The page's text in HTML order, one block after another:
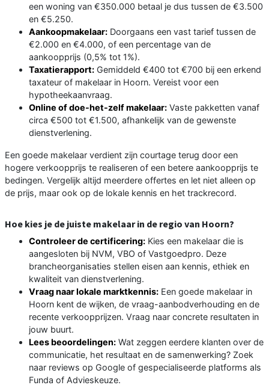
een woning van €350.000 betaal je dus tussen de €3.500
en €5.250.
Aankoopmakelaar: Doorgaans een vast tarief tussen de
€2.000 en €4.000, of een percentage van de
aankoopprijs (0,5% tot 1%).
Taxatierapport: Gemiddeld €400 tot €700 bij een erkend
taxateur of makelaar in Hoorn. Vereist voor een
hypotheekaanvraag.
Online of doe-het-zelf makelaar: Vaste pakketten vanaf
circa €500 tot €1.500, afhankelijk van de gewenste
dienstverlening.
Een goede makelaar verdient zijn courtage terug door een
hogere verkoopprijs te realiseren of een betere aankoopprijs te
bedingen. Vergelijk altijd meerdere offertes en let niet alleen op
de prijs, maar ook op de lokale kennis en het trackrecord.
Hoe kies je de juiste makelaar in de regio van Hoorn?
Controleer de certificering: Kies een makelaar die is
aangesloten bij NVM, VBO of Vastgoedpro. Deze
brancheorganisaties stellen eisen aan kennis, ethiek en
kwaliteit van dienstverlening.
Vraag naar lokale marktkennis: Een goede makelaar in
Hoorn kent de wijken, de vraag-aanbodverhouding en de
recente verkoopprijzen. Vraag naar concrete resultaten in
jouw buurt.
Lees beoordelingen: Wat zeggen eerdere klanten over de
communicatie, het resultaat en de samenwerking? Zoek
naar reviews op Google of gespecialiseerde platforms als
Funda of Advieskeuze.